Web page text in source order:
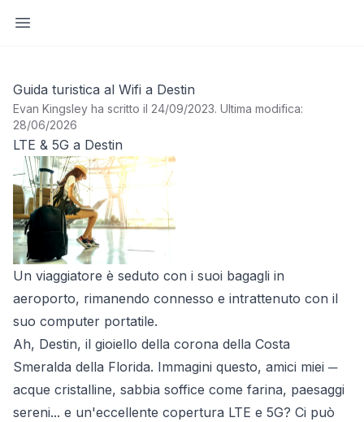
Apri barra laterale
Guida turistica al Wifi a Destin
Evan Kingsley ha scritto il 24/09/2023. Ultima modifica:
28/06/2026
LTE & 5G a Destin
Un viaggiatore è seduto con i suoi bagagli in
aeroporto, rimanendo connesso e intrattenuto con il
suo computer portatile.
Ah, Destin, il gioiello della corona della Costa
Smeralda della Florida. Immagini questo, amici miei ─
acque cristalline, sabbia soffice come farina, paesaggi
sereni... e un'eccellente copertura LTE e 5G? Ci può